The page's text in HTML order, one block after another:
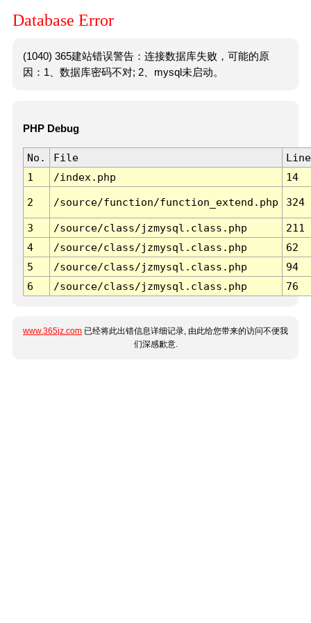
Database Error
(1040) 365建站错误警告：连接数据库失败，可能的原
因：1、数据库密码不对; 2、mysql未启动。
PHP Debug
No. File
Line
1
/index.php 14
2 /source/function/function_extend.php 324
3 /source/class/jzmysql.class.php
211
4
/source/class/jzmysql.class.php
62
5
/source/class/jzmysql.class.php
94
6
/source/class/jzmysql.class.php 76
www.365jz.com 已经将此出错信息详细记录, 由此给您带来的访问不便我
们深感歉意.